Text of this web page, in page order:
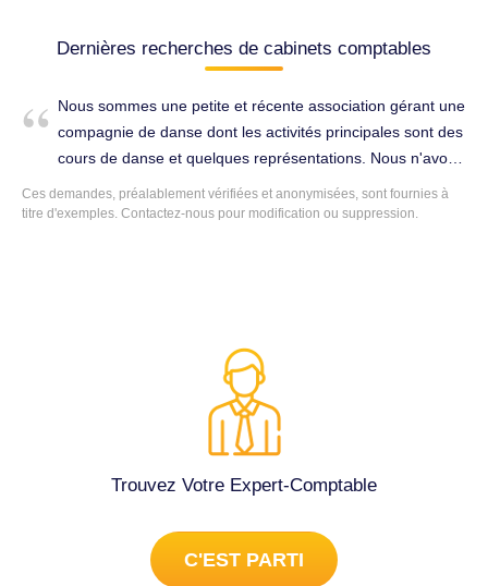
Dernières recherches de cabinets comptables
Nous sommes une petite et récente association gérant une
compagnie de danse dont les activités principales sont des
cours de danse et quelques représentations. Nous n'avons
qu'une salariée (à peine une dizaine d'heures par mois) et
nous aurions besoin de faire certifier nos comptes annuels
Ces demandes, préalablement vérifiées et anonymisées, sont fournies à
titre d'exemples. Contactez-nous pour modification ou suppression.
Trouvez Votre Expert-Comptable
C'EST PARTI